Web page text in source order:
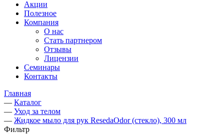
Акции
Полезное
Компания
О нас
Стать партнером
Отзывы
Лицензии
Семинары
Контакты
Главная
— Каталог
— Уход за телом
— Жидкое мыло для рук ResedaOdor (стекло), 300 мл
Фильтр